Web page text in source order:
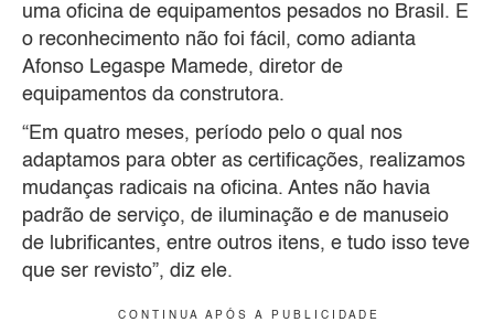
uma oficina de equipamentos pesados no Brasil. E
o reconhecimento não foi fácil, como adianta
Afonso Legaspe Mamede, diretor de
equipamentos da construtora.
“Em quatro meses, período pelo o qual nos
adaptamos para obter as certificações, realizamos
mudanças radicais na oficina. Antes não havia
padrão de serviço, de iluminação e de manuseio
de lubrificantes, entre outros itens, e tudo isso teve
que ser revisto”, diz ele.
C O N T I N U A A P Ó S A P U B L I C I D A D E